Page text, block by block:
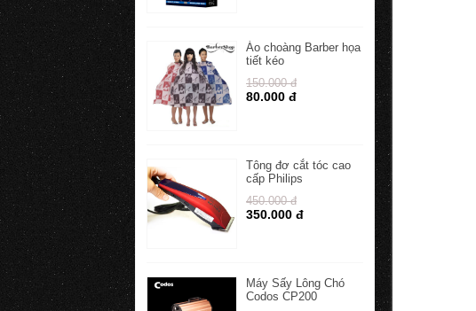
Áo choàng Barber họa
tiết kéo
150.000 đ
80.000 đ
Tông đơ cắt tóc cao
cấp Philips
450.000 đ
350.000 đ
Máy Sấy Lông Chó
Codos CP200